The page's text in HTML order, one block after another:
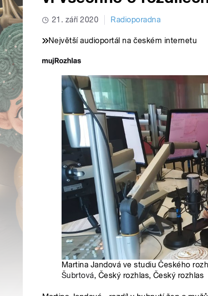
21. září 2020 Radioporadna
Největší audioportál na českém internetu
Martina Jandová ve studiu Českého
Šubrtová, Český rozhlas, Český rozhlas